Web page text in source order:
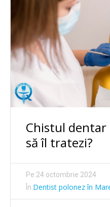
Chistul dentar
să îl tratezi?
Pe 24 octombrie 2024
În Dentist polonez în